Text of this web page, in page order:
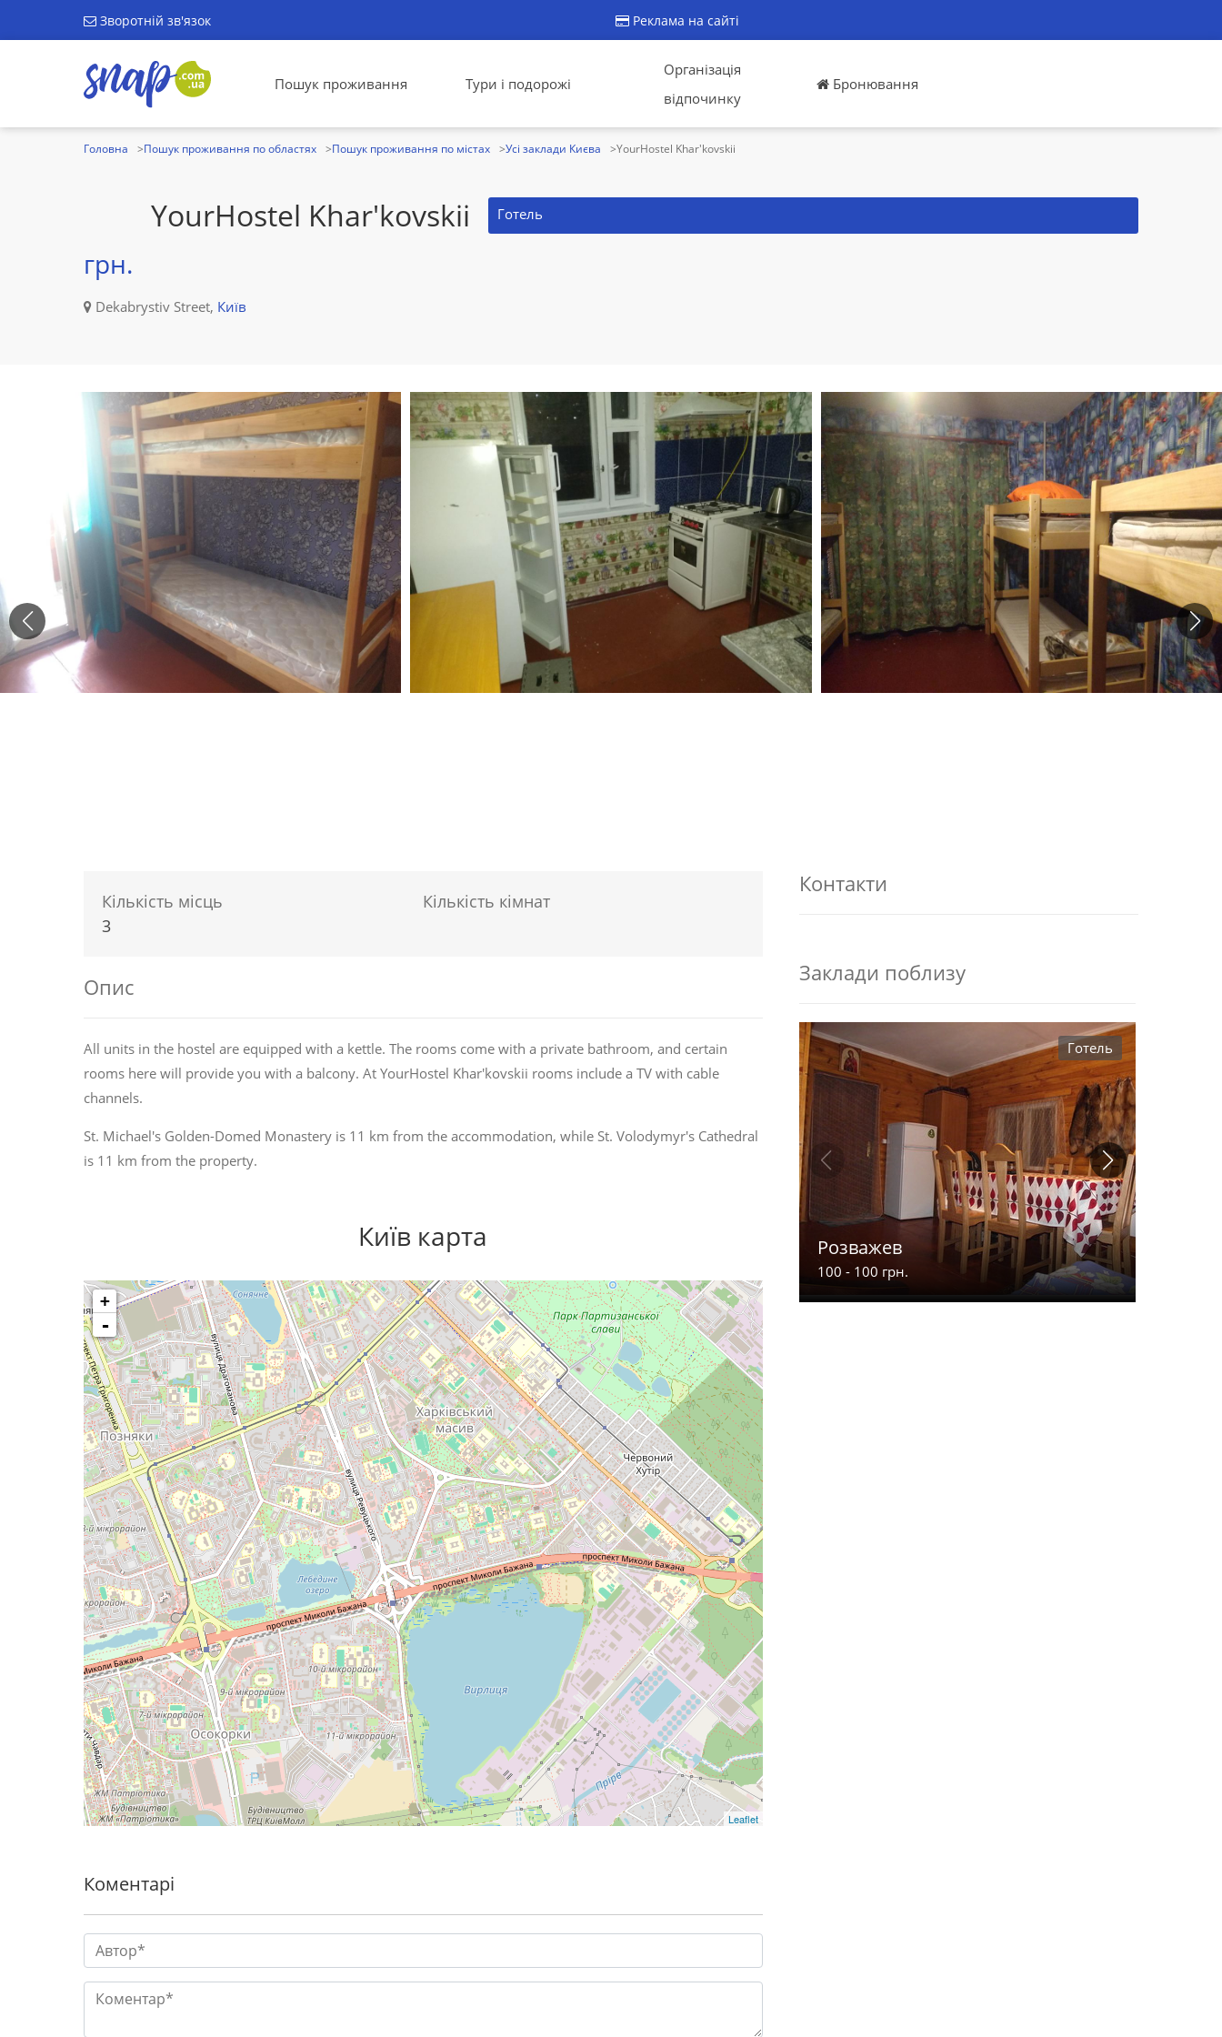
Зворотній зв'язок Реклама на сайті
Пошук проживання Тури і подорожі
Організація
відпочинку
Бронювання
Головна Пошук проживання по областях Пошук проживання по містах Усі заклади Києва YourHostel Khar'kovskii
YourHostel Khar'kovskii Готель
грн.
Dekabrystiv Street, Київ
Кількість місць
3
Кількість кімнат
Опис
All units in the hostel are equipped with a kettle. The rooms come with a private bathroom, and certain
rooms here will provide you with a balcony. At YourHostel Khar'kovskii rooms include a TV with cable
channels.
St. Michael's Golden-Domed Monastery is 11 km from the accommodation, while St. Volodymyr's Cathedral
is 11 km from the property.
Київ карта
+
-
Leaflet
Коментарі
Контакти
Заклади поблизу
Готель
Розважев
100 - 100 грн.